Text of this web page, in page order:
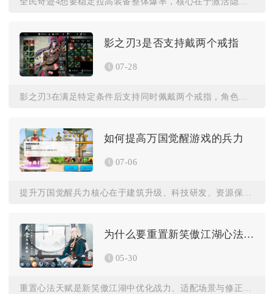
影之刃3是否支持戴两个戒指
07-28
如何提高万国觉醒游戏的兵力
07-06
为什么要重置新笑傲江湖心法天赋
05-30